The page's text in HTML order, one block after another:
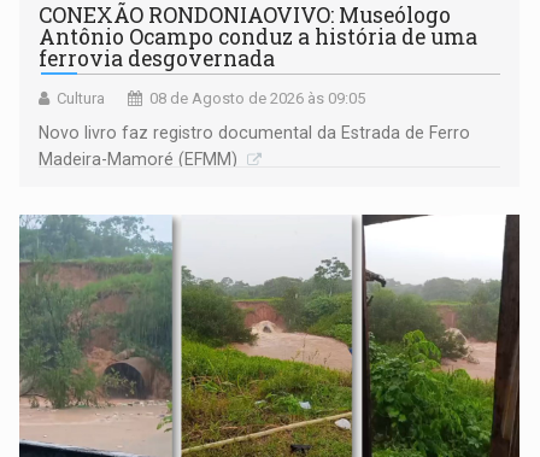
CONEXÃO RONDONIAOVIVO: Museólogo
Antônio Ocampo conduz a história de uma
ferrovia desgovernada
Cultura 08 de Agosto de 2026 às 09:05
Novo livro faz registro documental da Estrada de Ferro
Madeira-Mamoré (EFMM)